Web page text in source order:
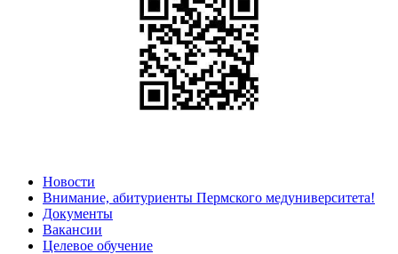
Новости
Внимание, абитуриенты Пермского медуниверситета!
Документы
Вакансии
Целевое обучение